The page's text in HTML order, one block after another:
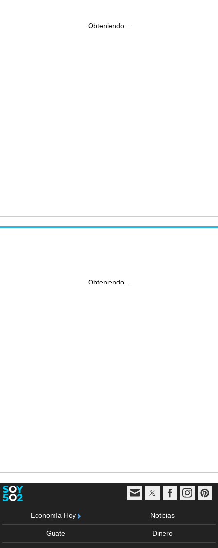
Obteniendo...
Obteniendo...
Economía Hoy Noticias
Guate Dinero